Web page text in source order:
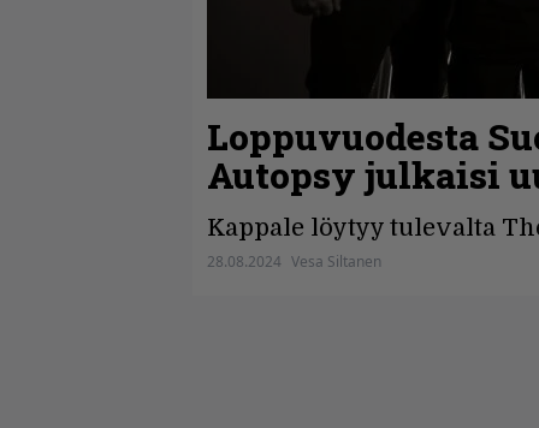
Loppuvuodesta
Autopsy julkaisi
Kappale löytyy tulevalta
28.08.2024 Vesa Siltanen